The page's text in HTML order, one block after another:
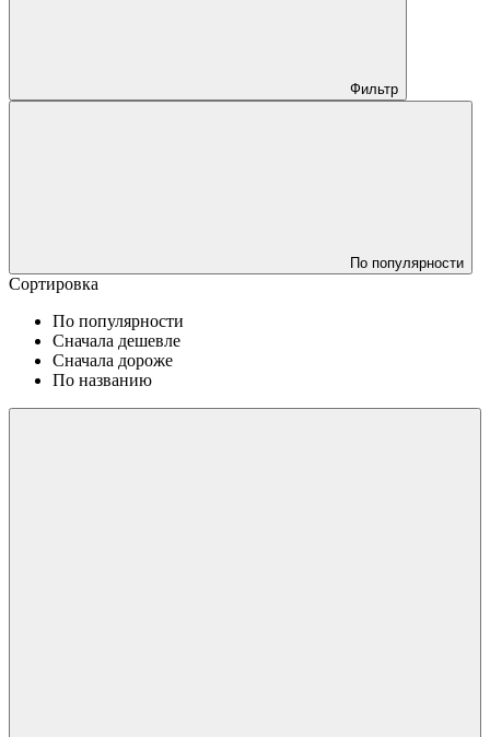
Фильтр
По популярности
Сортировка
По популярности
Сначала дешевле
Сначала дороже
По названию